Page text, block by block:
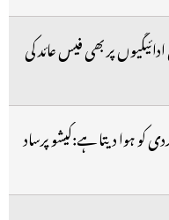
پر بھی فیس عائد کی
کو ہوا دیتا ہے:کیشو پرساد